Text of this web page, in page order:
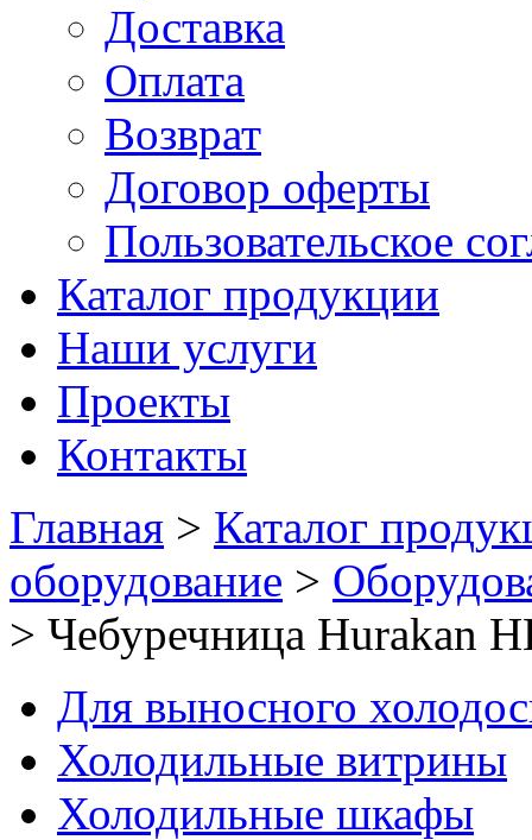
Доставка
Оплата
Возврат
Договор оферты
Пользовательское
Каталог продукции
Наши услуги
Проекты
Контакты
Главная > Каталог
оборудование >
> Чебуречница Hurakan
Для выносного
Холодильные витрины
Холодильные шкафы